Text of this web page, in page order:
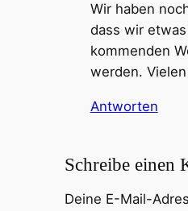
Wir haben
dass wir
kommenden
werden.
Antworten
Schreibe einen
Deine E-Mail-